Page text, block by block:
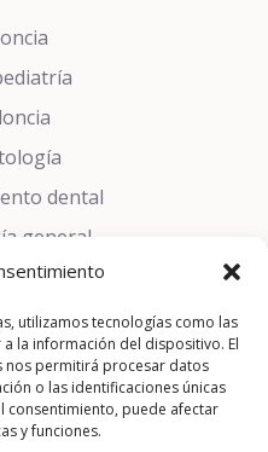
utilizamos tecnologías como las
la información del dispositivo. El
nos permitirá procesar datos
o las identificaciones únicas
consentimiento, puede afectar
y funciones.
dental
general
dental
sueño
Oral